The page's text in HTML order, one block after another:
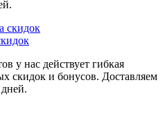
у нас действует гибкая
скидок и бонусов. Доставляем
дней.